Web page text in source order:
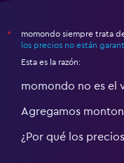
*
momondo siempre trata
los precios no están
Esta es la razón:
momondo no es el
Agregamos
¿Por qué los